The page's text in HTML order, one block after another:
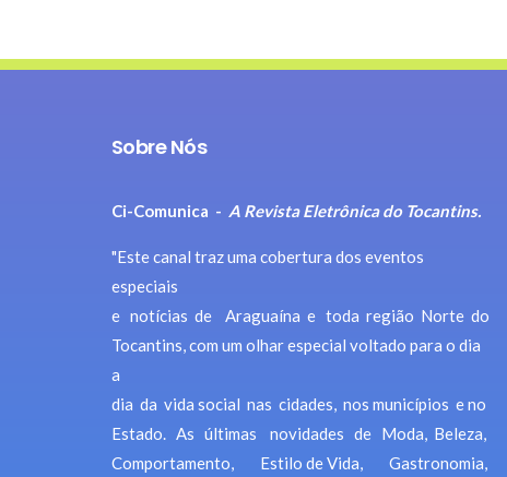
Sobre Nós
Ci-Comunica - A Revista Eletrônica do Tocantins.
"Este canal traz uma cobertura dos eventos
especiais
e notícias de Araguaína e toda região Norte do
Tocantins, com um olhar especial voltado para o dia
a
dia da vida social nas cidades, nos municípios e no
Estado. As últimas novidades de Moda, Beleza,
Comportamento, Estilo de Vida, Gastronomia,